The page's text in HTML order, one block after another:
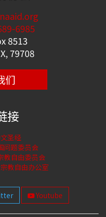
6985
8513
79708
们
接
圣经
问题委员会
教自由委员会
教自由办公室
Youtube